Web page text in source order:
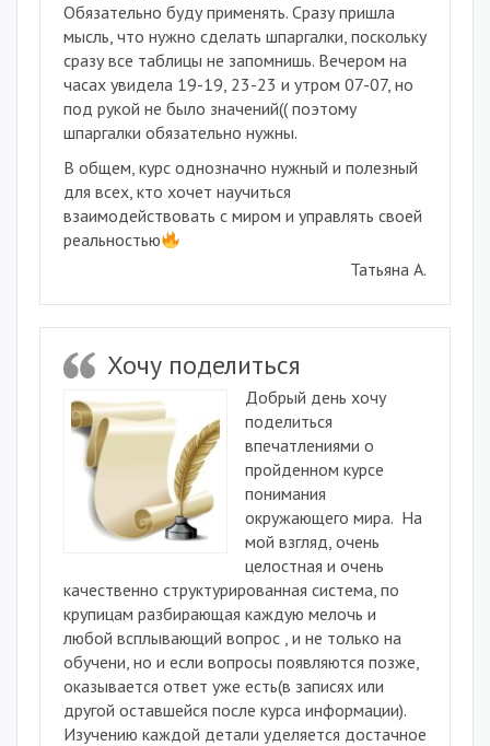
Обязательно буду применять. Сразу пришла
мысль, что нужно сделать шпаргалки, поскольку
сразу все таблицы не запомнишь. Вечером на
часах увидела 19-19, 23-23 и утром 07-07, но
под рукой не было значений(( поэтому
шпаргалки обязательно нужны.
В общем, курс однозначно нужный и полезный
для всех, кто хочет научиться
взаимодействовать с миром и управлять своей
реальностью
Татьяна А.
Хочу поделиться
Добрый день хочу
поделиться
впечатлениями о
пройденном курсе
понимания
окружающего мира. На
мой взгляд, очень
целостная и очень
качественно структурированная система, по
крупицам разбирающая каждую мелочь и
любой всплывающий вопрос , и не только на
обучени, но и если вопросы появляются позже,
оказывается ответ уже есть(в записях или
другой оставшейся после курса информации).
Изучению каждой детали уделяется достачное